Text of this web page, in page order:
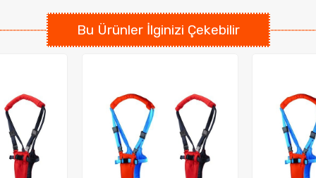
Bu Ürünler İlginizi Çekebilir